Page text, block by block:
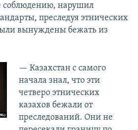
соблюдению, нарушил
преследуя этнических
вынуждены бежать из
— Казахстан с самого
начала знал, что эти
четверо этнических
казахов бежали от
преследований. Они не